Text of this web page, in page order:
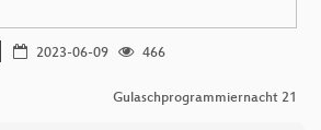
2023-06-09
466
Gulaschprogrammiernacht 21